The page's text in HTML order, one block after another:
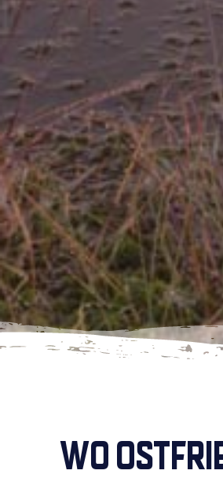
WO